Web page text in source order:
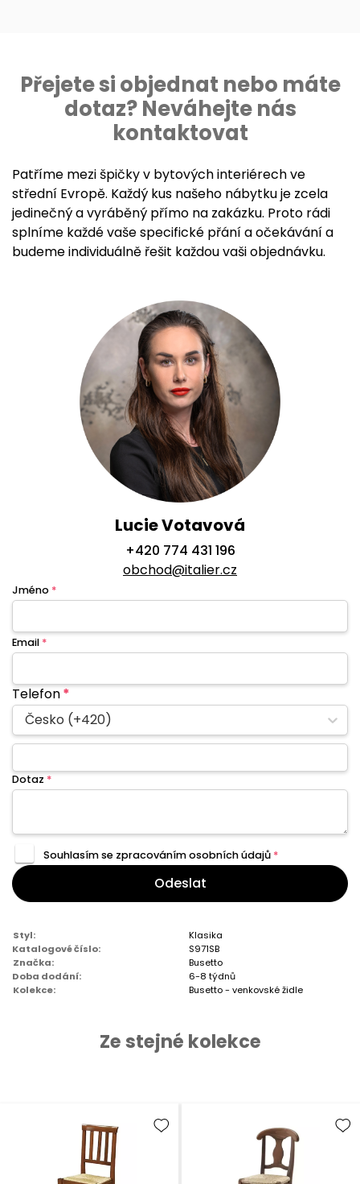
Přejete si objednat nebo máte
dotaz? Neváhejte nás
kontaktovat
Patříme mezi špičky v bytových interiérech ve
střední Evropě. Každý kus našeho nábytku je zcela
jedinečný a vyráběný přímo na zakázku. Proto rádi
splníme každé vaše specifické přání a očekávání a
budeme individuálně řešit každou vaši objednávku.
Lucie Votavová
+420 774 431 196
obchod@italier.cz
Jméno *
Email *
Telefon*
Česko (+420)
Dotaz *
Souhlasím se zpracovánímosobních údajů *
Odeslat
Styl:
Klasika
Katalogové číslo:
S971SB
Značka:
Busetto
Doba dodání:
6-8 týdnů
Kolekce:
Busetto - venkovské židle
Ze stejné kolekce